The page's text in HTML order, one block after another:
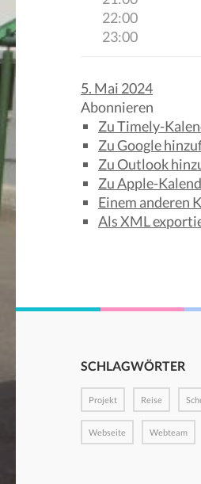
22:00
23:00
5. Mai 2024
Abonnieren
Zu Timely-
Zu Google
Zu Outlook
Zu Apple-
Einem anderen
Als XML
SCHLAGWÖRTER
Projekt Reise
Webseite Webteam